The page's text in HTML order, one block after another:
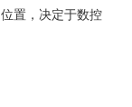
置，决定于数控